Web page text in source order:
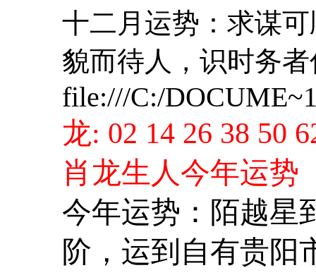
十二月运势：求谋
貌而待人，识时务
file:///C:/
龙: 02 14 26 38 50
肖龙生人今年运势
今年运势：陌越星
阶，运到自有贵阳